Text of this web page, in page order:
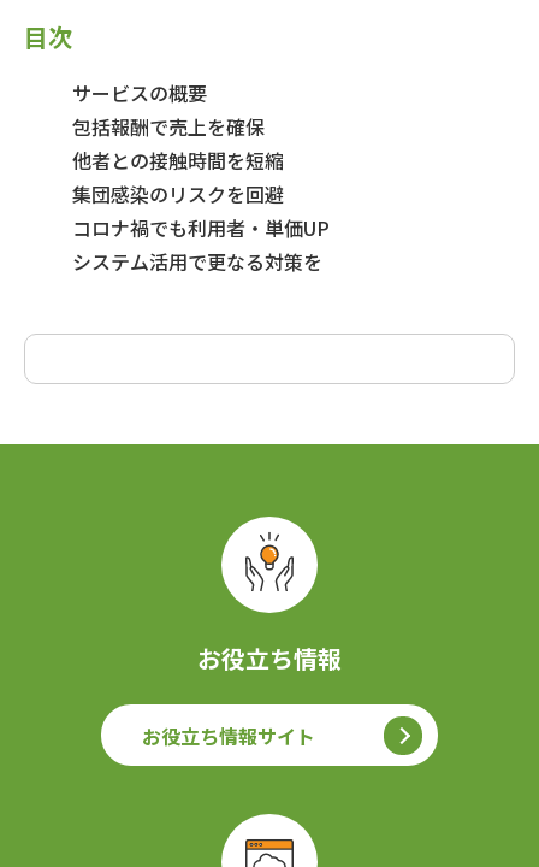
目次
サービスの概要
包括報酬で売上を確保
他者との接触時間を短縮
集団感染のリスクを回避
コロナ禍でも利用者・単価UP
システム活用で更なる対策を
お役立ち情報
お役立ち情報サイト